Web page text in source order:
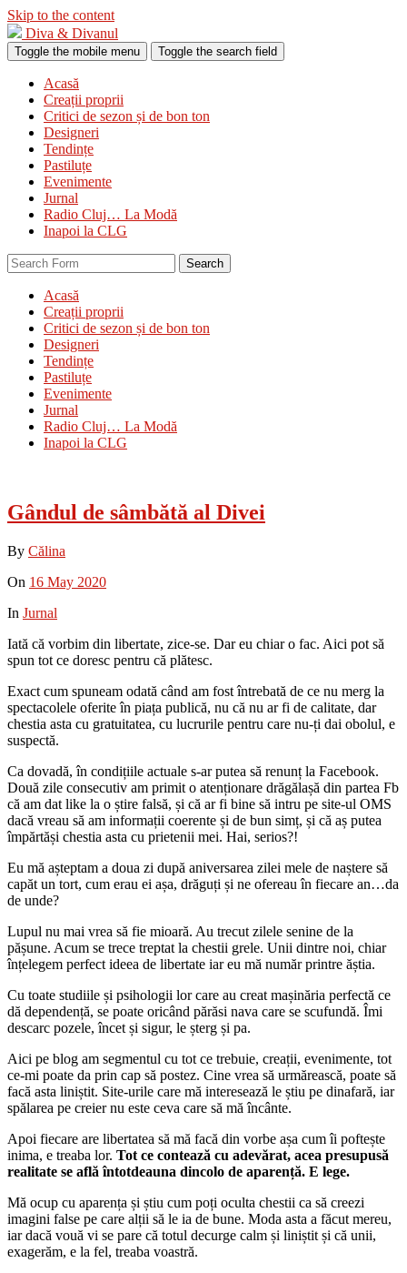
Skip to the content
Diva & Divanul
Toggle the mobile menu Toggle the search field
Acasă
Creații proprii
Critici de sezon și de bon ton
Designeri
Tendințe
Pastiluțe
Evenimente
Jurnal
Radio Cluj… La Modă
Inapoi la CLG
Search
Acasă
Creații proprii
Critici de sezon și de bon ton
Designeri
Tendințe
Pastiluțe
Evenimente
Jurnal
Radio Cluj… La Modă
Inapoi la CLG
Gândul de sâmbătă al Divei
By Călina
On 16 May 2020
In Jurnal
Iată că vorbim din libertate, zice-se. Dar eu chiar o fac. Aici pot să
spun tot ce doresc pentru că plătesc.
Exact cum spuneam odată când am fost întrebată de ce nu merg la
spectacolele oferite în piața publică, nu că nu ar fi de calitate, dar
chestia asta cu gratuitatea, cu lucrurile pentru care nu-ți dai obolul, e
suspectă.
Ca dovadă, în condițiile actuale s-ar putea să renunț la Facebook.
Două zile consecutiv am primit o atenționare drăgălașă din partea Fb
că am dat like la o știre falsă, și că ar fi bine să intru pe site-ul OMS
dacă vreau să am informații coerente și de bun simț, și că aș putea
împărtăși chestia asta cu prietenii mei. Hai, serios?!
Eu mă așteptam a doua zi după aniversarea zilei mele de naștere să
capăt un tort, cum erau ei așa, drăguți și ne ofereau în fiecare an…da
de unde?
Lupul nu mai vrea să fie mioară. Au trecut zilele senine de la
pășune. Acum se trece treptat la chestii grele. Unii dintre noi, chiar
înțelegem perfect ideea de libertate iar eu mă număr printre ăștia.
Cu toate studiile și psihologii lor care au creat mașinăria perfectă ce
dă dependență, se poate oricând părăsi nava care se scufundă. Îmi
descarc pozele, încet și sigur, le șterg și pa.
Aici pe blog am segmentul cu tot ce trebuie, creații, evenimente, tot
ce-mi poate da prin cap să postez. Cine vrea să urmărească, poate să
facă asta liniștit. Site-urile care mă interesează le știu pe dinafară, iar
spălarea pe creier nu este ceva care să mă încânte.
Apoi fiecare are libertatea să mă facă din vorbe așa cum îi poftește
inima, e treaba lor. Tot ce contează cu adevărat, acea presupusă
realitate se află întotdeauna dincolo de aparență. E lege.
Mă ocup cu aparența și știu cum poți oculta chestii ca să creezi
imagini false pe care alții să le ia de bune. Moda asta a făcut mereu,
iar dacă vouă vi se pare că totul decurge calm și liniștit și că unii,
exagerăm, e la fel, treaba voastră.